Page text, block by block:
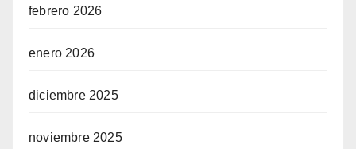
febrero 2026
enero 2026
diciembre 2025
noviembre 2025